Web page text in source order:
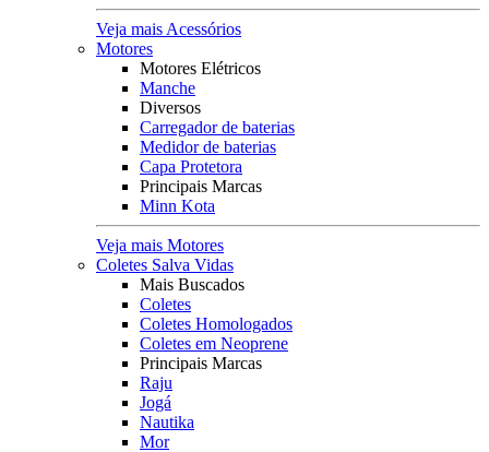
Veja mais Acessórios
Motores
Motores Elétricos
Manche
Diversos
Carregador de baterias
Medidor de baterias
Capa Protetora
Principais Marcas
Minn Kota
Veja mais Motores
Coletes Salva Vidas
Mais Buscados
Coletes
Coletes Homologados
Coletes em Neoprene
Principais Marcas
Raju
Jogá
Nautika
Mor